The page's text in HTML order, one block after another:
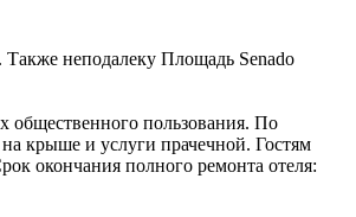
Также неподалеку Площадь Senado
общественного пользования. По
крыше и услуги прачечной. Гостям
окончания полного ремонта отеля: